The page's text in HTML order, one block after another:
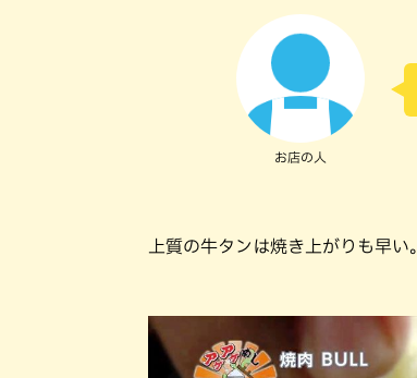
お店の人
上質の牛タンは焼き上がりも早